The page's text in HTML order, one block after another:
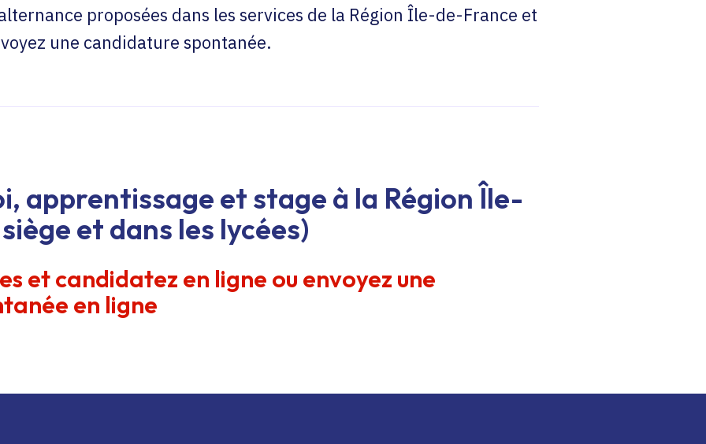
proposées dans les services de la Région Île-de-France et
une candidature spontanée.
apprentissage et stage à la Région Île-
et dans les lycées)
et candidatez en ligne ou envoyez une
en ligne